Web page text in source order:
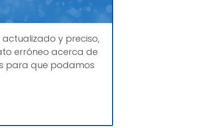
actualizado y preciso,
erróneo acerca de
para que podamos